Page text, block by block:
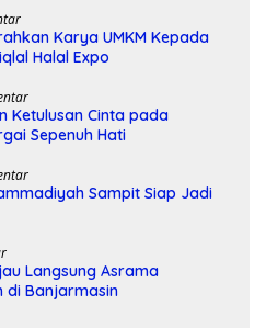
Karya UMKM Kepada
Halal Expo
Ketulusan Cinta pada
Sepenuh Hati
Sampit Siap Jadi
Langsung Asrama
di Banjarmasin